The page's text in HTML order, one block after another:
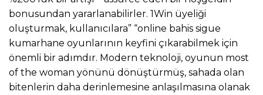
bonusundan yararlanabilirler. 1Win üyeliği
oluşturmak, kullanıcılara” “online bahis sigue
kumarhane oyunlarının keyfini çıkarabilmek için
önemli bir adımdır. Modern teknoloji, oyunun most
of the woman yönünü dönüştürmüş, sahada olan
bitenlerin daha derinlemesine anlaşılmasına olanak